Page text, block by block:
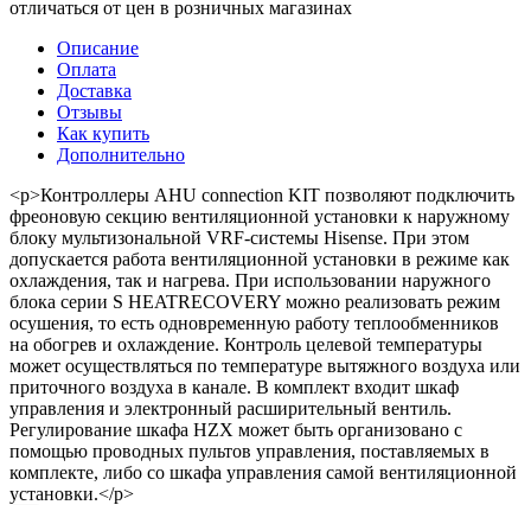
отличаться от цен в розничных магазинах
Описание
Оплата
Доставка
Отзывы
Как купить
Дополнительно
<p>Контроллеры AHU connection KIT позволяют подключить
фреоновую секцию вентиляционной установки к наружному
блоку мультизональной VRF-системы Hisense. При этом
допускается работа вентиляционной установки в режиме как
охлаждения, так и нагрева. При использовании наружного
блока серии S HEATRECOVERY можно реализовать режим
осушения, то есть одновременную работу теплообменников
на обогрев и охлаждение. Контроль целевой температуры
может осуществляться по температуре вытяжного воздуха или
приточного воздуха в канале. В комплект входит шкаф
управления и электронный расширительный вентиль.
Регулирование шкафа HZX может быть организовано с
помощью проводных пультов управления, поставляемых в
комплекте, либо со шкафа управления самой вентиляционной
установки.</p>